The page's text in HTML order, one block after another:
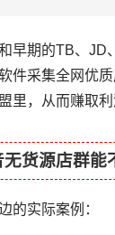
早期的TB、JD
件采集全网优
里，从而赚取利
无货源店群能
的实际案例：